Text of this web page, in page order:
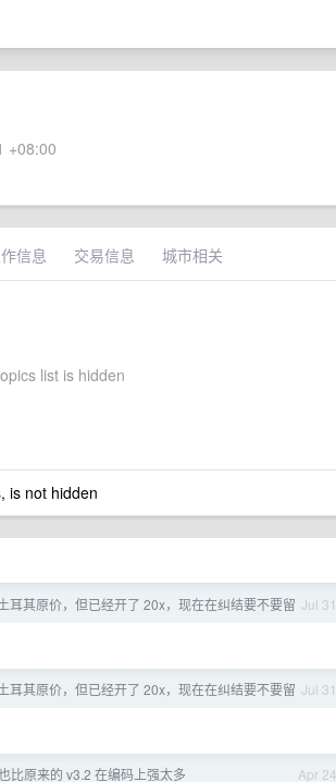
+08:00
信息 交易信息 城市相关
list is hidden
is not hidden
Jul 31
耳其原价，但已经开了 20x，现在在纠结要不要留
Jul 31
耳其原价，但已经开了 20x，现在在纠结要不要留
Apr 24
比原来的 v3.2 在编码上强太多